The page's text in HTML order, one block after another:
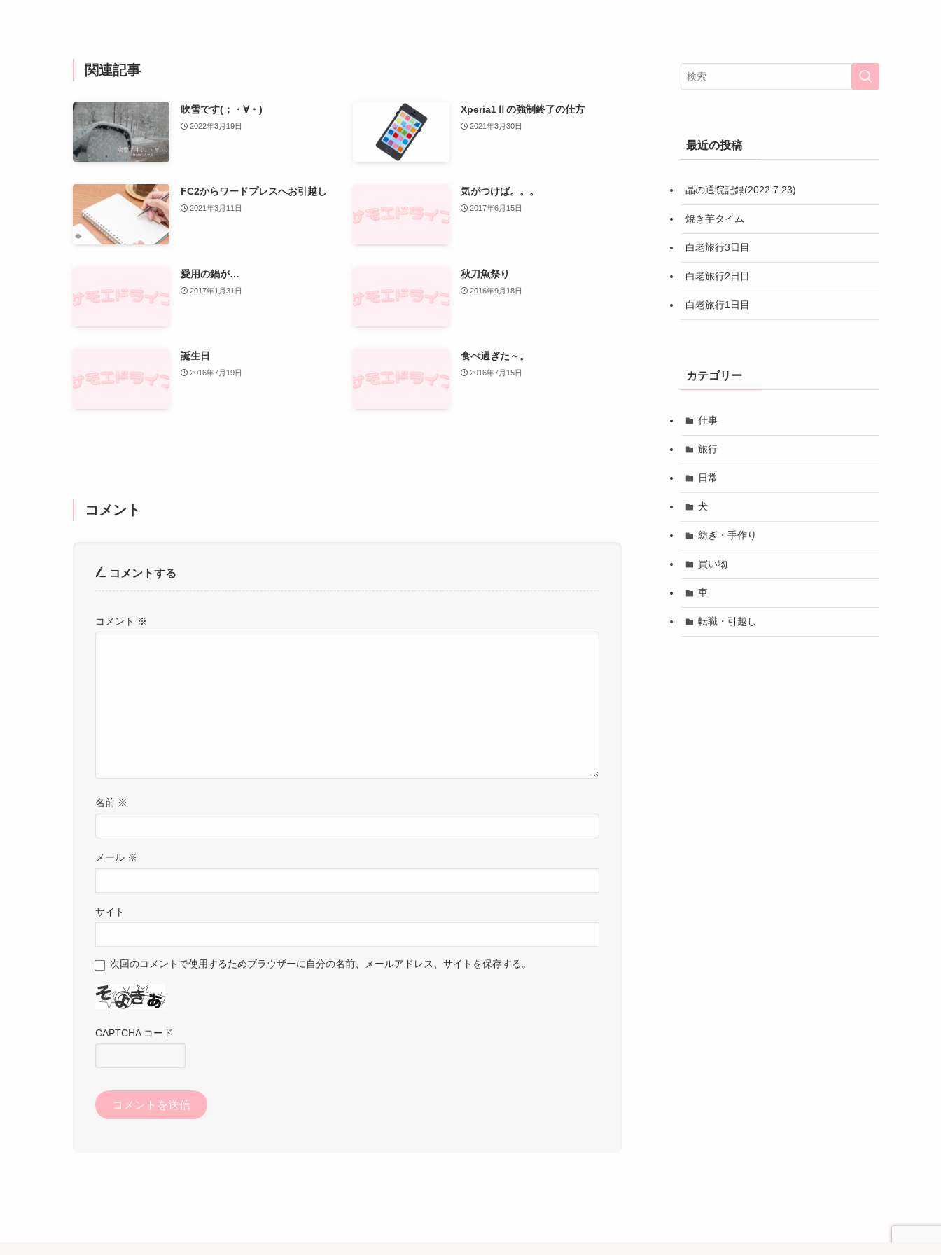
関連記事
吹雪です(；・∀・)
2022年3月19日
Xperia1Ⅱの強制終了の仕方
2021年3月30日
FC2からワードプレスへお引越し
2021年3月11日
気がつけば。。。
2017年6月15日
愛用の鍋が…
2017年1月31日
秋刀魚祭り
2016年9月18日
誕生日
2016年7月19日
食べ過ぎた～。
2016年7月15日
コメント
コメントする
コメント ※
名前 ※
メール ※
サイト
次回のコメントで使用するためブラウザーに自分の名前、メールアドレス、サイトを保存する。
CAPTCHA コード
最近の投稿
晶の通院記録(2022.7.23)
焼き芋タイム
白老旅行3日目
白老旅行2日目
白老旅行1日目
カテゴリー
仕事
旅行
日常
犬
紡ぎ・手作り
買い物
車
転職・引越し